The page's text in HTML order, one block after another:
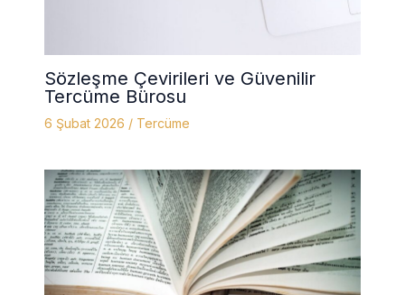
Sözleşme Çevirileri ve Güvenilir
Tercüme Bürosu
6 Şubat 2026 / Tercüme